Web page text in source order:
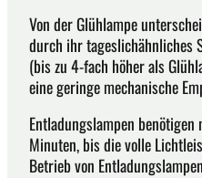
Von der Glühlampe
durch ihr tageslichähnliches
(bis zu 4-fach höher als
eine geringe mechanische
Entladungslampen
Minuten, bis die volle
Betrieb von